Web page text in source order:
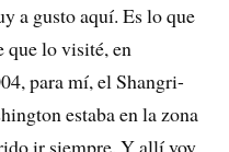
a gusto aquí. Es lo que
que lo visité, en
para mí, el Shangri-
estaba en la zona
ir siempre. Y allí voy